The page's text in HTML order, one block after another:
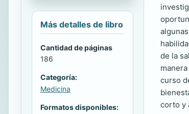
Más detalles de libro
Cantidad de páginas
186
Categoría:
Medicina
Formatos disponibles:
de la
curso
corto y